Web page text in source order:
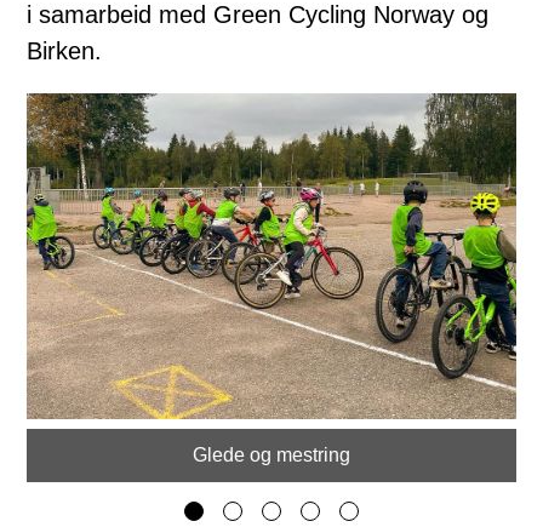
i samarbeid med Green Cycling Norway og
Birken.
Glede og mestring